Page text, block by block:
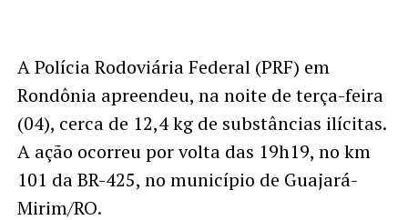
A Polícia Rodoviária Federal (PRF) em
Rondônia apreendeu, na noite de terça-feira
(04), cerca de 12,4 kg de substâncias ilícitas.
A ação ocorreu por volta das 19h19, no km
101 da BR-425, no município de Guajará-
Mirim/RO.